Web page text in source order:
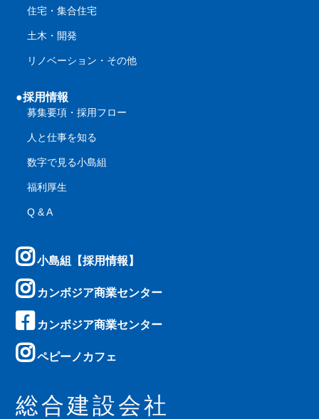
住宅・集合住宅
土木・開発
リノベーション・その他
●採用情報
募集要項・採用フロー
人と仕事を知る
数字で見る小島組
福利厚生
Q & A
小島組【採用情報】
カンボジア商業センター
カンボジア商業センター
ペピーノカフェ
総合建設会社